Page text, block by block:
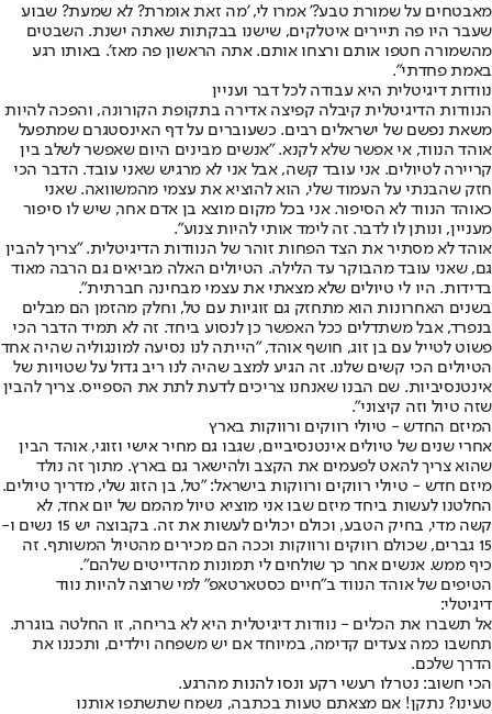
מאבטחים על שמורת טבע?' אמרו לי, 'מה זאת אומרת? לא שמעת? שבוע
שעבר היו פה תיירים איטלקים, שישנו בבקתות שאתה ישנת. השבטים
מהשמורה חטפו אותם ורצחו אותם. אתה הראשון פה מאז'. באותו רגע
באמת פחדתי".
נוודות דיגיטלית היא עבודה לכל דבר ועניין
הנוודות הדיגיטלית קיבלה קפיצה אדירה בתקופת הקורונה, והפכה להיות
משאת נפשם של ישראלים רבים. כשעוברים על דף האינסטגרם שמתפעל
אוהד הנווד, אי אפשר שלא לקנא. "אנשים מבינים היום שאפשר לשלב בין
קריירה לטיולים. אני עובד קשה, אבל אני לא מרגיש שאני עובד. הדבר הכי
חזק שהבנתי על העמוד שלי, הוא להוציא את עצמי מהמשוואה. שאני
כאוהד הנווד לא הסיפור. אני בכל מקום מוצא בן אדם אחר, שיש לו סיפור
מעניין, ונותן לו לדבר. זה לימד אותי להיות צנוע".
אוהד לא מסתיר את הצד הפחות זוהר של הנוודות הדיגיטלית. "צריך להבין
גם, שאני עובד מהבוקר עד הלילה. הטיולים האלה מביאים גם הרבה מאוד
בדידות. היו לי טיולים שלא מצאתי את עצמי מבחינה חברתית".
בשנים האחרונות הוא מתחזק גם זוגיות עם טל, וחלק מהזמן הם מבלים
בנפרד, אבל משתדלים ככל האפשר כן לנסוע ביחד. זה לא תמיד הדבר הכי
פשוט לטייל עם בן זוג, חושף אוהד, "הייתה לנו נסיעה למונגוליה שהיה אחד
הטיולים הכי קשים שלנו. זה הגיע למצב שהיה לנו ריב גדול על שטויות של
אינטנסיביות. שם הבנו שאנחנו צריכים לדעת לתת את הספייס. צריך להבין
שזה טיול וזה קיצוני".
המיזם החדש - טיולי רווקים ורווקות בארץ
אחרי שנים של טיולים אינטנסיביים, שגבו גם מחיר אישי וזוגי, אוהד הבין
שהוא צריך להאט לפעמים את הקצב ולהישאר גם בארץ. מתוך זה נולד
מיזם חדש - טיולי רווקים ורווקות בישראל: "טל, בן הזוג שלי, מדריך טיולים.
החלטנו לעשות ביחד מיזם שבו אני מוציא טיול מהמם של יום אחד, לא
קשה מדי, בחיק הטבע, וכולם יכולים לעשות את זה. בקבוצה יש 15 נשים ו-
15 גברים, שכולם רווקים ורווקות וככה הם מכירים מהטיול המשותף. זה
כיף ממש. אנשים אחר כך שולחים לי תמונות מהדייטים שלהם".
הטיפים של אוהד הנווד ב"חיים כסטארטאפ" למי שרוצה להיות נווד
דיגיטלי:
אל תשברו את הכלים - נוודות דיגיטלית היא לא בריחה, זו החלטה בוגרת.
תחשבו כמה צעדים קדימה, במיוחד אם יש משפחה וילדים, ותכננו את
הדרך שלכם.
הכי חשוב: נטרלו רעשי רקע ונסו להנות מהרגע.
טעינו? נתקן! אם מצאתם טעות בכתבה, נשמח שתשתפו אותנו